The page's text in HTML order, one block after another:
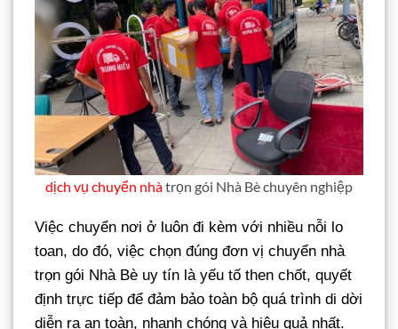
dịch vụ chuyển nhàtrọn gói Nhà Bè chuyên nghiệp
Việc chuyển nơi ở luôn đi kèm với nhiều nỗi lo
toan, do đó, việc chọn đúng đơn vị chuyển nhà
trọn gói Nhà Bè uy tín là yếu tố then chốt, quyết
định trực tiếp để đảm bảo toàn bộ quá trình di dời
diễn ra an toàn, nhanh chóng và hiệu quả nhất.